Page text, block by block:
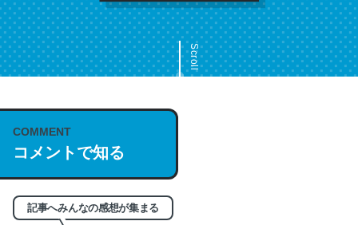
Scroll
COMMENT
コメントで知る
記事へみんなの感想が集まる
これは名文。彼はとてもクレバーなんだろうなと凄く思
う。英語少しでも読める人は原文もお勧め。自分はこの流
─今のこの状況が信じられるかい？ by ラーズ・ヌートバー